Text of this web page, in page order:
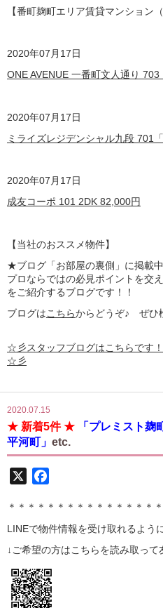
【番町麹町エリア賃貸マンション
2020年07月17日
ONE AVENUE 一番町文人通り
2020年07月17日
ミライズレジデンシャル九段 701
2020年07月17日
成友コーポ 101 2DK 82,000円
【当社のおススメ物件】
★ブログ「お部屋の裏側」に掲載
プロならではの必見ポイントを交
をご紹介するブログです！！
ブログはこちらからどうぞ♪ ぜひ
☆彡スタッフブログはこちらです
☆彡
2020.07.15
★ 新着5件 ★
「プレミスト
平河町」 etc.
＊＊＊＊＊＊＊＊＊＊＊＊＊＊＊
LINEで物件情報を受け取れるよう
↓ご希望の方はこちらを読み取って